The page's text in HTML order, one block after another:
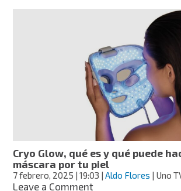
correcta
de
desmaquillarte,
según
un
dermatólogo
Cryo Glow, qué es y qué puede
máscara por tu piel
7 febrero, 2025 | 19:03 |Aldo Flores | Uno
Leave a Commenton